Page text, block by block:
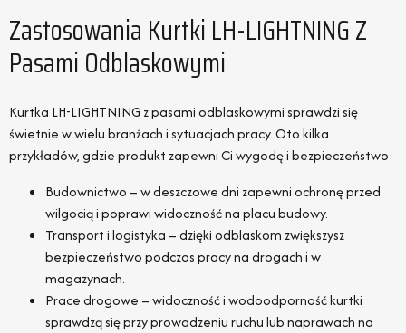
Zastosowania Kurtki LH-LIGHTNING Z
Pasami Odblaskowymi
Kurtka LH-LIGHTNING z pasami odblaskowymi sprawdzi się
świetnie w wielu branżach i sytuacjach pracy. Oto kilka
przykładów, gdzie produkt zapewni Ci wygodę i bezpieczeństwo:
Budownictwo – w deszczowe dni zapewni ochronę przed
wilgocią i poprawi widoczność na placu budowy.
Transport i logistyka – dzięki odblaskom zwiększysz
bezpieczeństwo podczas pracy na drogach i w
magazynach.
Prace drogowe – widoczność i wodoodporność kurtki
sprawdzą się przy prowadzeniu ruchu lub naprawach na